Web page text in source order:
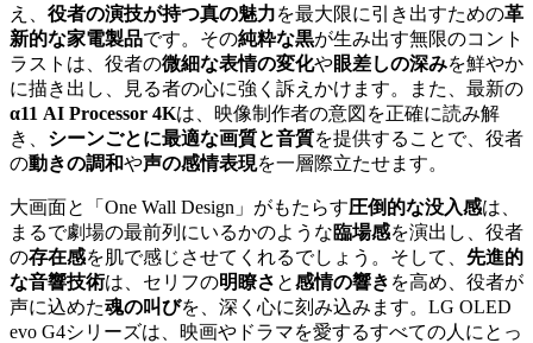
え、 役者の演技が持つ真の魅力を最大限に引き出すための革
新的な家電製品です。その純粋な黒が生み出す無限のコント
ラストは、役者の微細な表情の変化や眼差しの深みを鮮やか
に描き出し、見る者の心に強く訴えかけます。また、最新の
α11 AI Processor 4Kは、映像制作者の意図を正確に読み解
き、 シーンごとに最適な画質と音質を提供することで、役者
の動きの調和や声の感情表現を一層際立たせます。
大画面と「One Wall Design」がもたらす圧倒的な没入感は、
まるで劇場の最前列にいるかのような臨場感を演出し、役者
の存在感を肌で感じさせてくれるでしょう。そして、 先進的
な音響技術は、セリフの明瞭さ と感情の響き を高め、役者が
声に込めた魂の叫びを、深く心に刻み込みます。LG OLED
evo G4シリーズは、映画やドラマを愛するすべての人にとっ